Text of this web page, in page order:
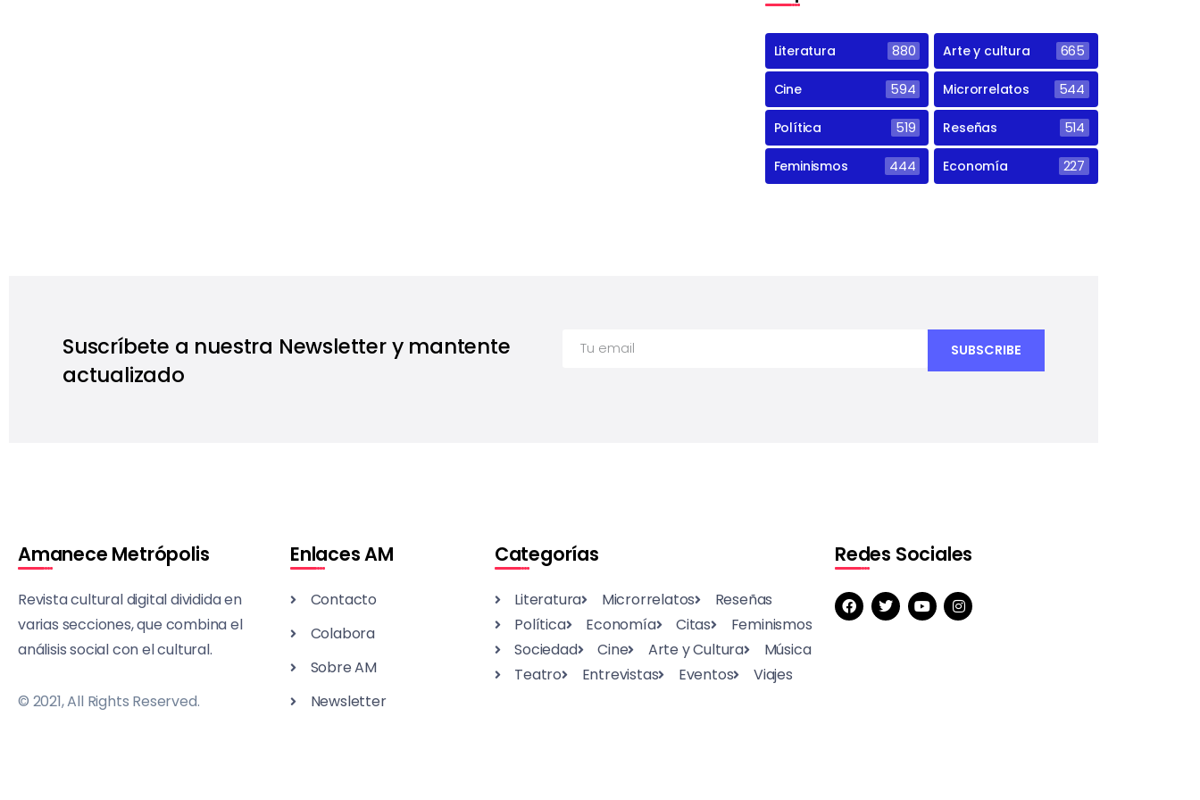
Literatura 880 Arte y cultura 665
Cine 594 Microrrelatos 544
Política 519 Reseñas 514
Feminismos 444 Economía 227
Suscríbete a nuestra Newsletter y mantente
actualizado
Amanece Metrópolis
Revista cultural digital dividida en
varias secciones, que combina el
análisis social con el cultural.
© 2021, All Rights Reserved.
Enlaces AM
Contacto
Colabora
Sobre AM
Newsletter
Categorías
Literatura Microrrelatos
Reseñas
Política
Economía Citas
Feminismos
Sociedad
Cine Arte y Cultura
Música
Teatro
Entrevistas Eventos Viajes
Redes Sociales